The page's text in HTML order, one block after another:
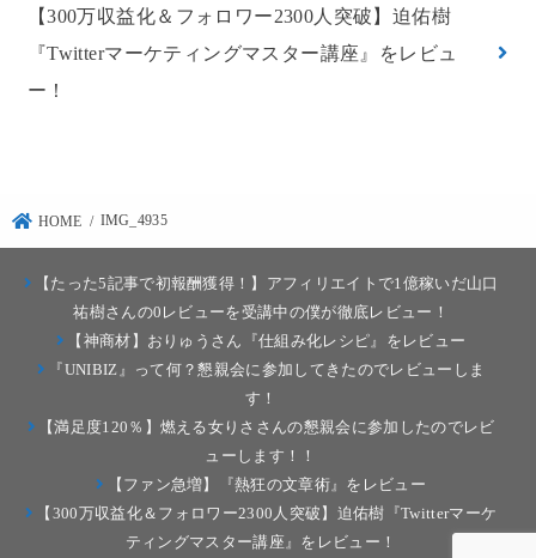
【300万収益化＆フォロワー2300人突破】迫佑樹
『Twitterマーケティングマスター講座』をレビュ
ー！
HOME IMG_4935
【たった5記事で初報酬獲得！】アフィリエイトで1億稼いだ山口
祐樹さんの0レビューを受講中の僕が徹底レビュー！
【神商材】おりゅうさん『仕組み化レシピ』をレビュー
『UNIBIZ』って何？懇親会に参加してきたのでレビューしま
す！
【満足度120％】燃える女りささんの懇親会に参加したのでレビ
ューします！！
【ファン急増】『熱狂の文章術』をレビュー
【300万収益化＆フォロワー2300人突破】迫佑樹『Twitterマーケ
ティングマスター講座』をレビュー！